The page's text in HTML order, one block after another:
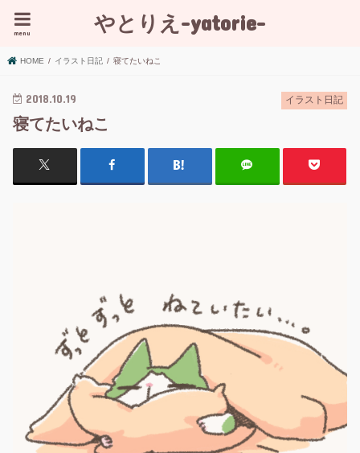
やとりえ-yatorie-
menu
HOME イラスト日記 寝てたいねこ
イラスト日記
2018.10.19
寝てたいねこ